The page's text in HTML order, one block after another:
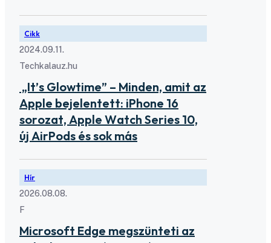
Cikk
2024.09.11.
Techkalauz.hu
„It’s Glowtime” – Minden, amit az
Apple bejelentett: iPhone 16
sorozat, Apple Watch Series 10,
új AirPods és sok más
Hír
2026.08.08.
F
Microsoft Edge megszünteti az